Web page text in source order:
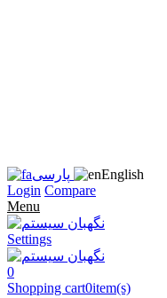
پارسی
English
Login Compare
Menu
Settings
0
Shopping cart0item(s)